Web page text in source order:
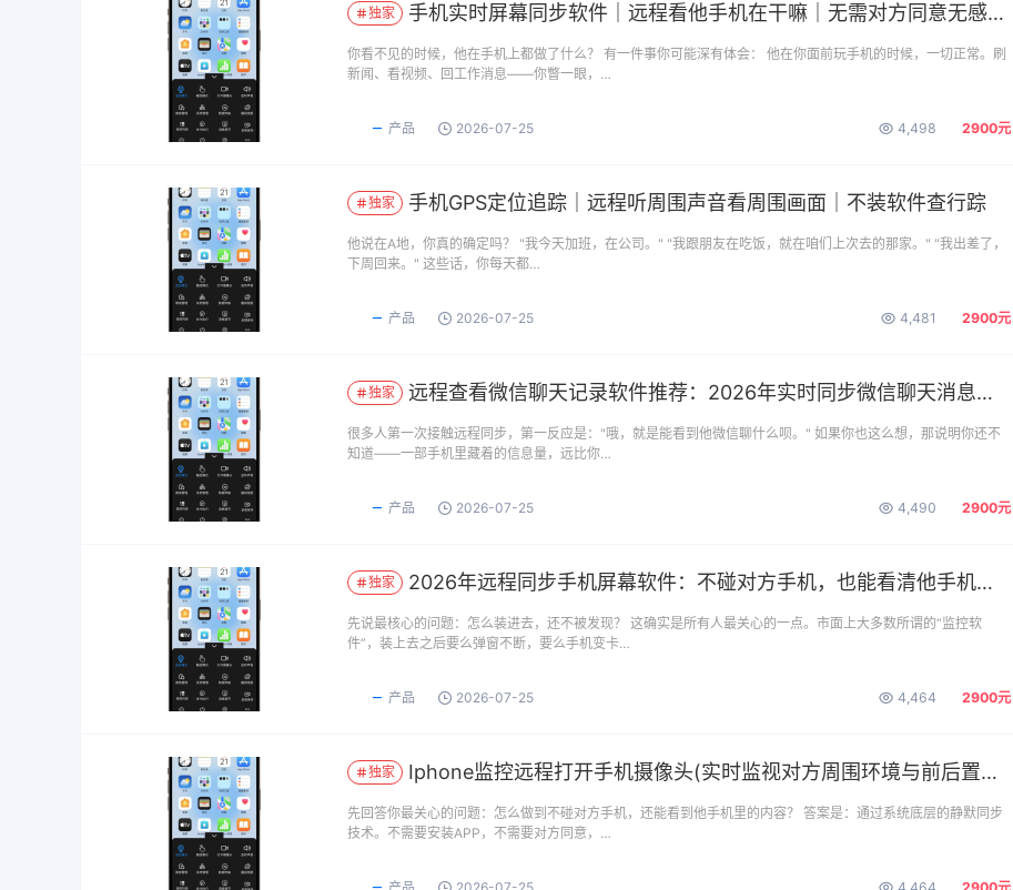
独家 手机实时屏幕同步软件｜远程看他手机在干嘛｜无需对方同意无感同屏APP
你看不见的时候，他在手机上都做了什么？ 有一件事你可能深有体会： 他在你面前玩手机的时候，一切正常。刷
新闻、看视频、回工作消息——你瞥一眼，…
产品 2026-07-25 4,498 2900元
独家 手机GPS定位追踪｜远程听周围声音看周围画面｜不装软件查行踪
他说在A地，你真的确定吗？ "我今天加班，在公司。" "我跟朋友在吃饭，就在咱们上次去的那家。" "我出差了，
下周回来。" 这些话，你每天都…
产品 2026-07-25 4,481 2900元
独家 远程查看微信聊天记录软件推荐：2026年实时同步微信聊天消息内容
很多人第一次接触远程同步，第一反应是："哦，就是能看到他微信聊什么呗。" 如果你也这么想，那说明你还不
知道——一部手机里藏着的信息量，远比你…
产品 2026-07-25 4,490 2900元
独家 2026年远程同步手机屏幕软件：不碰对方手机，也能看清他手机里的一切
先说最核心的问题：怎么装进去，还不被发现？ 这确实是所有人最关心的一点。市面上大多数所谓的“监控软
件”，装上去之后要么弹窗不断，要么手机变卡…
产品 2026-07-25 4,464 2900元
独家 Iphone监控远程打开手机摄像头(实时监视对方周围环境与前后置摄像头)
先回答你最关心的问题：怎么做到不碰对方手机，还能看到他手机里的内容？ 答案是：通过系统底层的静默同步
技术。不需要安装APP，不需要对方同意，…